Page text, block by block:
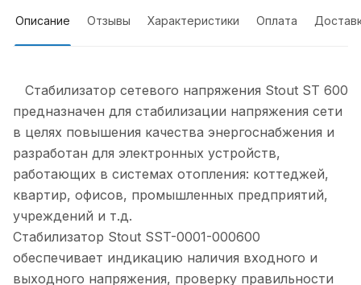
Описание Отзывы Характеристики Оплата
Стабилизатор сетевого напряжения Stout ST 600
предназначен для стабилизации напряжения сети
в целях повышения качества энергоснабжения и
разработан для электронных устройств,
работающих в системах отопления: коттеджей,
квартир, офисов, промышленных предприятий,
учреждений и т.д.
Стабилизатор Stout SST-0001-000600
обеспечивает индикацию наличия входного и
выходного напряжения, проверку правильности